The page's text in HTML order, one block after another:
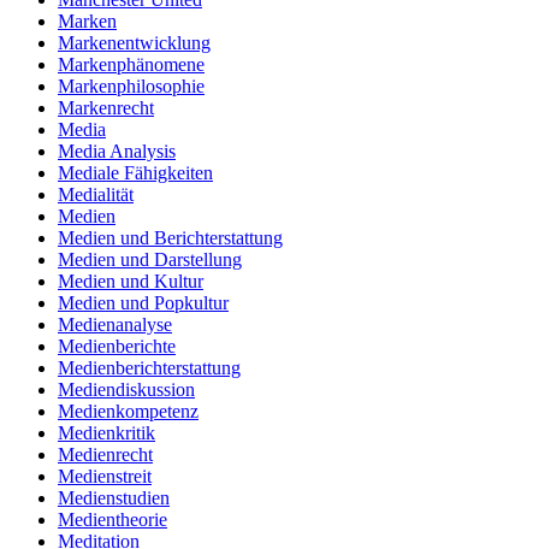
Marken
Markenentwicklung
Markenphänomene
Markenphilosophie
Markenrecht
Media
Media Analysis
Mediale Fähigkeiten
Medialität
Medien
Medien und Berichterstattung
Medien und Darstellung
Medien und Kultur
Medien und Popkultur
Medienanalyse
Medienberichte
Medienberichterstattung
Mediendiskussion
Medienkompetenz
Medienkritik
Medienrecht
Medienstreit
Medienstudien
Medientheorie
Meditation